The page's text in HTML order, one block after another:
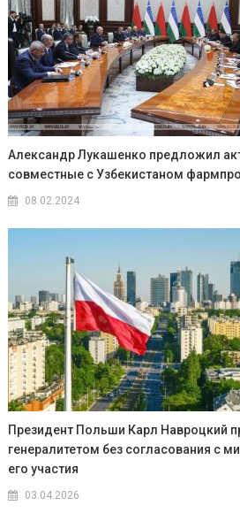
Александр Лукашенко предложил
совместные с Узбекистаном
08.02.2024
Президент Польши Карл Навроцкий
генералитетом без согласования с
его участия
03.04.2026